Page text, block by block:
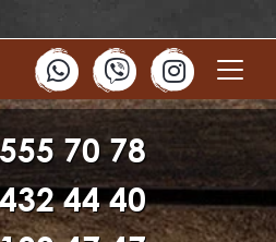
555 70 78
44 40